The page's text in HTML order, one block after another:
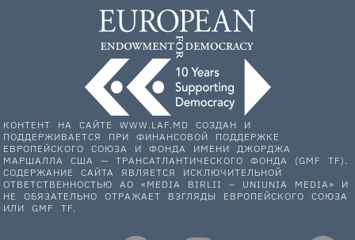
КОНТЕНТ НА САЙТЕ WWW.LAF.MD СОЗДАН И
ПОДДЕРЖИВАЕТСЯ ПРИ ФИНАНСОВОЙ ПОДДЕРЖКЕ
ЕВРОПЕЙСКОГО СОЮЗА И ФОНДА ИМЕНИ ДЖОРДЖА
МАРШАЛЛА США — ТРАНСАТЛАНТИЧЕСКОГО ФОНДА (GMF TF).
СОДЕРЖАНИЕ САЙТА ЯВЛЯЕТСЯ ИСКЛЮЧИТЕЛЬНОЙ
ОТВЕТСТВЕННОСТЬЮ АО «MEDIA BIRLII – UNIUNIA MEDIA» И
НЕ ОБЯЗАТЕЛЬНО ОТРАЖАЕТ ВЗГЛЯДЫ ЕВРОПЕЙСКОГО СОЮЗА
ИЛИ GMF TF.